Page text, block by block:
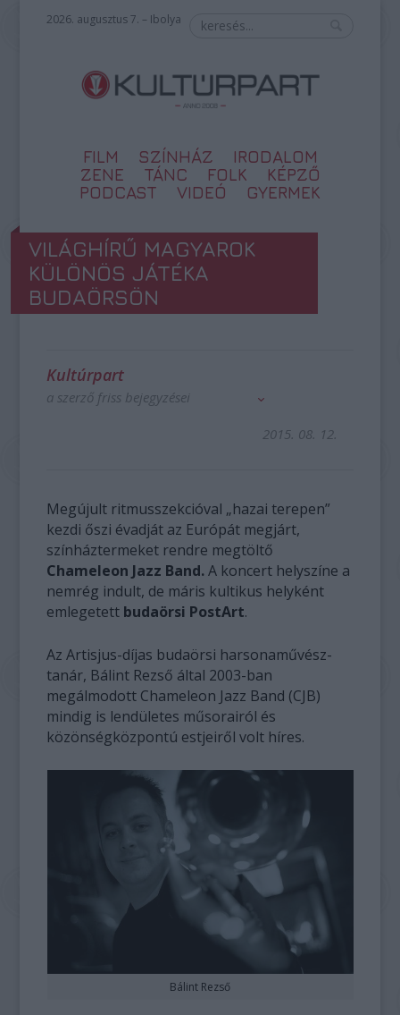
2026. augusztus 7. – Ibolya
FILM SZÍNHÁZ
IRODALOM
ZENE
TÁNC FOLK
KÉPZŐ
PODCAST
VIDEÓ GYERMEK
VILÁGHÍRŰ MAGYAROK
KÜLÖNÖS JÁTÉKA
BUDAÖRSÖN
Kultúrpart
a szerző friss bejegyzései
2015. 08. 12.
Megújult ritmusszekcióval „hazai terepen”
kezdi őszi évadját az Európát megjárt,
színháztermeket rendre megtöltő
Chameleon Jazz Band.A koncert helyszíne a
nemrég indult, de máris kultikus helyként
emlegetett budaörsi PostArt.
Az Artisjus-díjas budaörsi harsonaművész-
tanár, Bálint Rezső által 2003-ban
megálmodott Chameleon Jazz Band (CJB)
mindig is lendületes műsorairól és
közönségközpontú estjeiről volt híres.
Bálint Rezső